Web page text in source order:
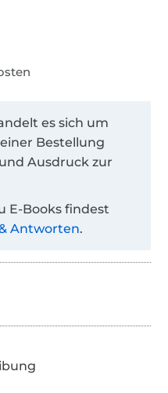
es sich um
Bestellung
Ausdruck zur
E-Books findest
Antworten.